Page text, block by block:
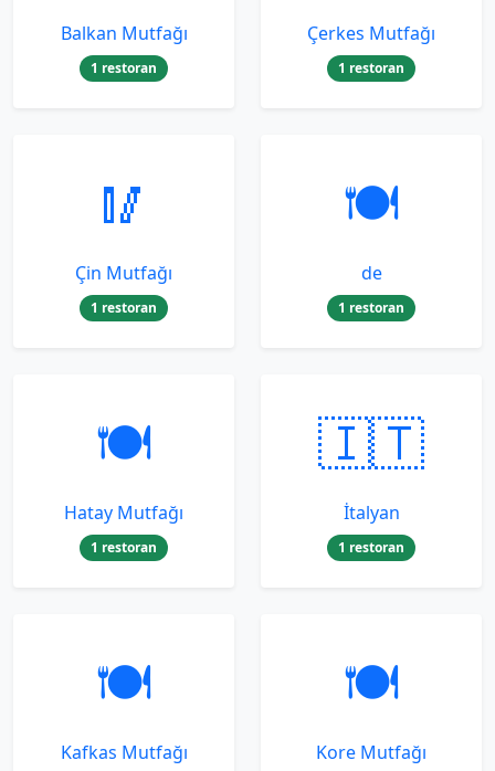
Balkan Mutfağı
1 restoran
Çerkes Mutfağı
1 restoran
🥢
Çin Mutfağı
1 restoran
🍽️
de
1 restoran
🍽️
Hatay Mutfağı
1 restoran
🇮🇹
İtalyan
1 restoran
🍽️
Kafkas Mutfağı
🍽️
Kore Mutfağı